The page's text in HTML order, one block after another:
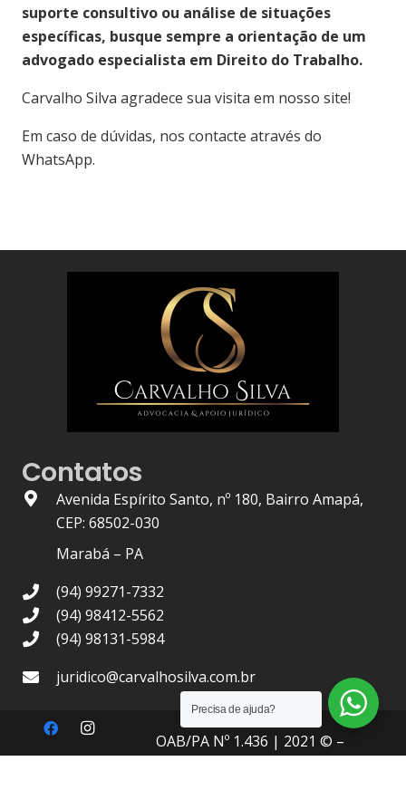
suporte consultivo ou análise de situações
específicas, busque sempre a orientação de um
advogado especialista em Direito do Trabalho.
Carvalho Silva agradece sua visita em nosso site!
Em caso de dúvidas, nos contacte através do
WhatsApp.
Contatos
Avenida Espírito Santo, nº 180, Bairro Amapá,
CEP: 68502-030
Marabá – PA
(94) 99271-7332
(94) 98412-5562
(94) 98131-5984
juridico@carvalhosilva.com.br
OAB/PA Nº 1.436 | 2021 © –
Precisa de ajuda?